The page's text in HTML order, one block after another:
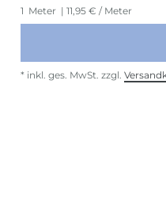
1 Meter | 11,95 € / Meter
* inkl. ges. MwSt. zzgl.